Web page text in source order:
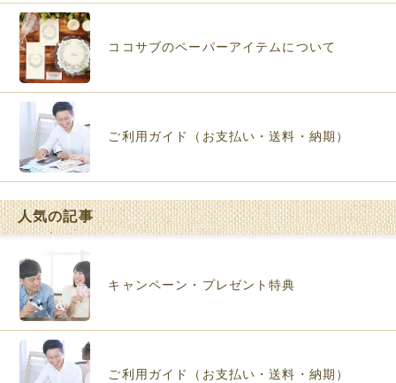
ココサブのペーパーアイテムについて
ご利用ガイド（お支払い・送料・納期）
人気の記事
キャンペーン・プレゼント特典
ご利用ガイド（お支払い・送料・納期）